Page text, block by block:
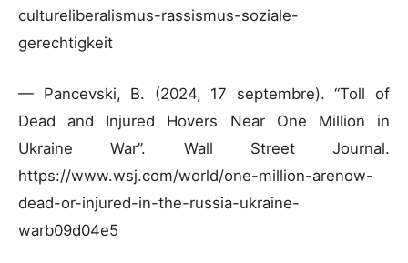
cultureliberalismus-rassismus-soziale-
gerechtigkeit
— Pancevski, B. (2024, 17 septembre). “Toll of
Dead and Injured Hovers Near One Million in
Ukraine War”. Wall Street Journal.
https://www.wsj.com/world/one-million-arenow-
dead-or-injured-in-the-russia-ukraine-
warb09d04e5